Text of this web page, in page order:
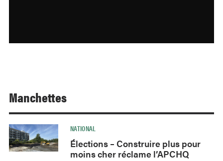
Manchettes
NATIONAL
Élections – Construire plus pour
moins cher réclame l’APCHQ